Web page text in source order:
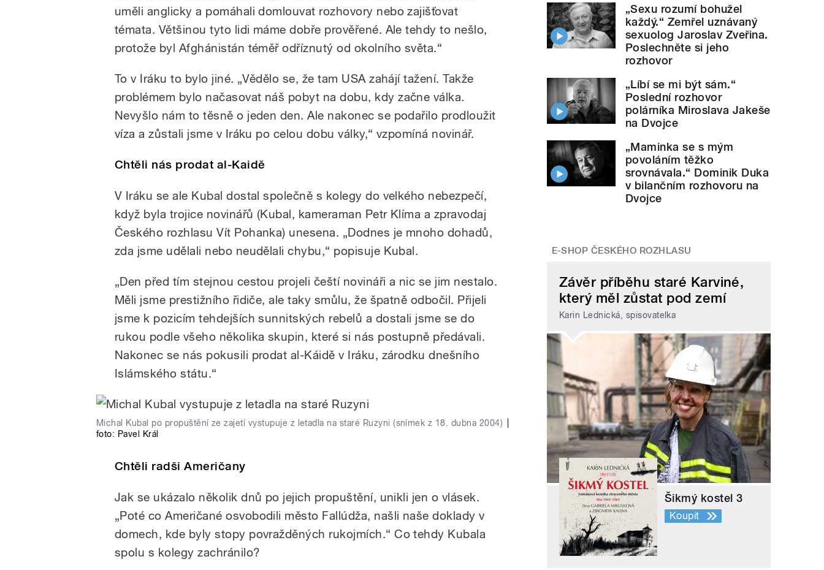
uměli anglicky a pomáhali domlouvat rozhovory nebo zajišťovat
témata. Většinou tyto lidi máme dobře prověřené. Ale tehdy to nešlo,
protože byl Afghánistán téměř odříznutý od okolního světa.“
To v Iráku to bylo jiné. „Vědělo se, že tam USA zahájí tažení. Takže
problémem bylo načasovat náš pobyt na dobu, kdy začne válka.
Nevyšlo nám to těsně o jeden den. Ale nakonec se podařilo prodloužit
víza a zůstali jsme v Iráku po celou dobu války,“ vzpomíná novinář.
Chtěli nás prodat al-Kaidě
V Iráku se ale Kubal dostal společně s kolegy do velkého nebezpečí,
když byla trojice novinářů (Kubal, kameraman Petr Klíma a zpravodaj
Českého rozhlasu Vít Pohanka) unesena. „Dodnes je mnoho dohadů,
zda jsme udělali nebo neudělali chybu,“ popisuje Kubal.
„Den před tím stejnou cestou projeli čeští novináři a nic se jim nestalo.
Měli jsme prestižního řidiče, ale taky smůlu, že špatně odbočil. Přijeli
jsme k pozicím tehdejších sunnitských rebelů a dostali jsme se do
rukou podle všeho několika skupin, které si nás postupně předávali.
Nakonec se nás pokusili prodat al-Káidě v Iráku, zárodku dnešního
Islámského státu.“
Michal Kubal po propuštění ze zajetí vystupuje z letadla na staré Ruzyni (snímek z 18. dubna 2004)
foto: Pavel Král
Chtěli radši Američany
Jak se ukázalo několik dnů po jejich propuštění, unikli jen o vlásek.
„Poté co Američané osvobodili město Fallúdža, našli naše doklady v
domech, kde byly stopy povražděných rukojmích.“ Co tehdy Kubala
spolu s kolegy zachránilo?
„Sexu rozumí bohužel
každý.“ Zemřel uznávaný
sexuolog Jaroslav Zveřina.
Poslechněte si jeho
rozhovor
„Líbí se mi být sám.“
Poslední rozhovor
polárníka Miroslava Jakeše
na Dvojce
„Maminka se s mým
povoláním těžko
srovnávala.“ Dominik Duka
v bilančním rozhovoru na
Dvojce
E-SHOP ČESKÉHO ROZHLASU
Závěr příběhu staré Karviné,
který měl zůstat pod zemí
Karin Lednická, spisovatelka
Šikmý kostel 3
Koupit